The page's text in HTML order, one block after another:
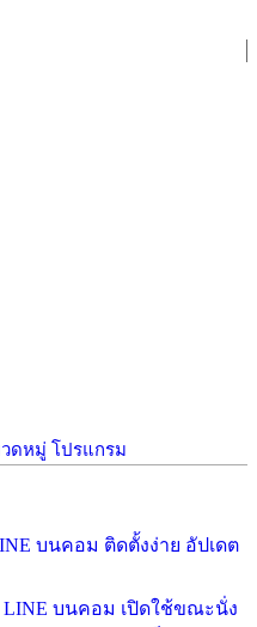
ดหมู่ โปรแกรม
บนคอม ติดตั้งง่าย อัปเดต
LINE บนคอม เปิดใช้ขณะนั่ง